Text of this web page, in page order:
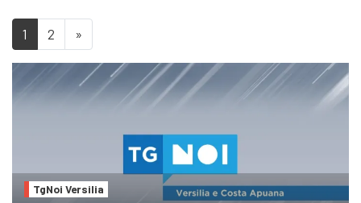
1 2 »
TgNoi Versilia